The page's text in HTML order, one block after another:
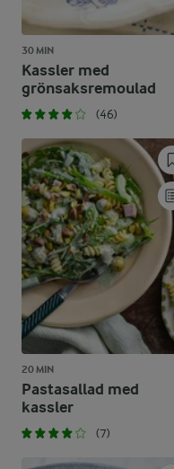
30 MIN
Kassler med
grönsaksremoulad
(46)
20 MIN
Pastasallad med
kassler
(7)